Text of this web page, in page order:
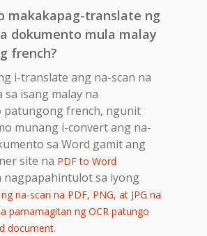
makakapag-translate ng
dokumento mula malay
french?
i-translate ang na-scan na
isang malay na
patungong french, ngunit
munang i-convert ang na-
sa Word gamit ang
site na PDF to Word
sa iyong
na-scan na PDF, PNG, at JPG na
pamamagitan ng OCR patungo
document.